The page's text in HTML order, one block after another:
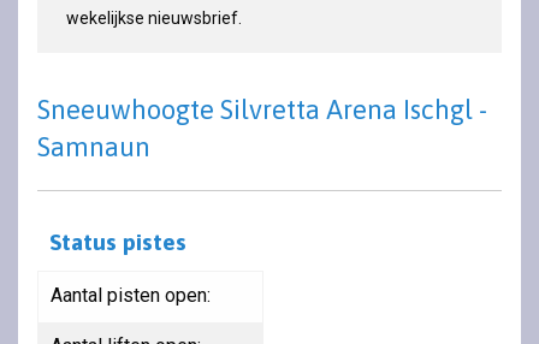
wekelijkse nieuwsbrief.
Sneeuwhoogte Silvretta Arena Ischgl -
Samnaun
Status pistes
Aantal pisten open: